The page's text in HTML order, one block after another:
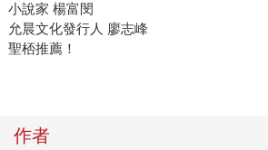
小說家 楊富閔
允晨文化發行人 廖志峰
聖桮推薦！
作者